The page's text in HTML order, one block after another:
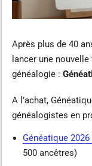
Après plus de 40
lancer une
généalogie :
A l’achat,
généalogistes en
Généatique
500 ancêtres)